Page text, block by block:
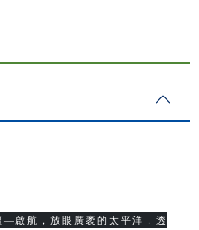
啟航，放眼廣袤的太平洋，透